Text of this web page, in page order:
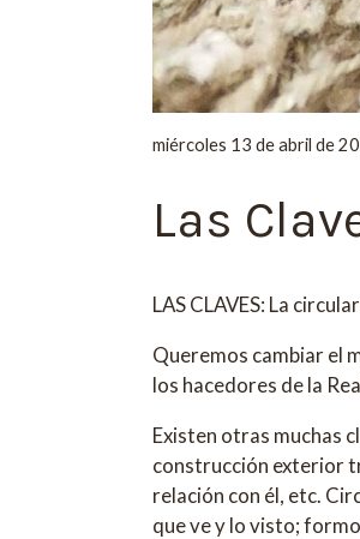
miércoles 13 de abril de
Las
LAS CLAVES: La
Queremos cambiar el
los hacedores de la
Existen otras muchas
construcción exterior
relación con él, etc.
que ve y lo visto;